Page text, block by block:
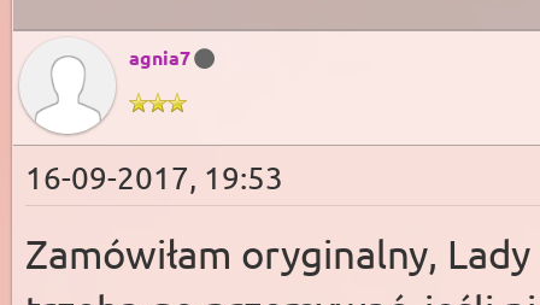
agnia7
16-09-2017, 19:53
Zamówiłam oryginalny,